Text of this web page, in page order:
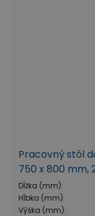
Pracovný stôl
750 x 800 mm,
Dĺžka (mm):
Hĺbka (mm):
Výška (mm):